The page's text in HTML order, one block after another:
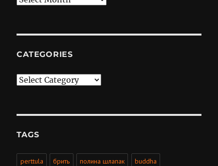
CATEGORIES
Categories
TAGS
perttula брить полина шлапак buddha